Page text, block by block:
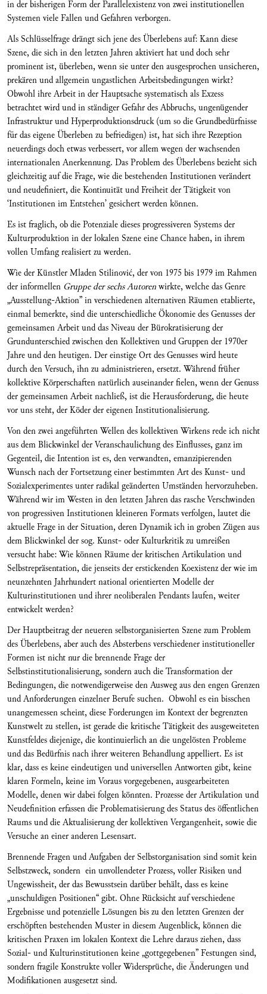
in der bisherigen Form der Parallelexistenz von zwei institutionellen
Systemen viele Fallen und Gefahren verborgen.
Als Schlüsselfrage drängt sich jene des Überlebens auf: Kann diese
Szene, die sich in den letzten Jahren aktiviert hat und doch sehr
prominent ist, überleben, wenn sie unter den ausgesprochen unsicheren,
prekären und allgemein ungastlichen Arbeitsbedingungen wirkt?
Obwohl ihre Arbeit in der Hauptsache systematisch als Exzess
betrachtet wird und in ständiger Gefahr des Abbruchs, ungenügender
Infrastruktur und Hyperproduktionsdruck (um so die Grundbedürfnisse
für das eigene Überleben zu befriedigen) ist, hat sich ihre Rezeption
neuerdings doch etwas verbessert, vor allem wegen der wachsenden
internationalen Anerkennung. Das Problem des Überlebens bezieht sich
gleichzeitig auf die Frage, wie die bestehenden Institutionen verändert
und neudefiniert, die Kontinuität und Freiheit der Tätigkeit von
‘Institutionen im Entstehen’ gesichert werden können.
Es ist fraglich, ob die Potenziale dieses progressiveren Systems der
Kulturproduktion in der lokalen Szene eine Chance haben, in ihrem
vollen Umfang realisiert zu werden.
Wie der Künstler Mladen Stilinović, der von 1975 bis 1979 im Rahmen
der informellen Gruppe der sechs Autorenwirkte, welche das Genre
„Ausstellung-Aktion” in verschiedenen alternativen Räumen etablierte,
einmal bemerkte, sind die unterschiedliche Ökonomie des Genusses der
gemeinsamen Arbeit und das Niveau der Bürokratisierung der
Grundunterschied zwischen den Kollektiven und Gruppen der 1970er
Jahre und den heutigen. Der einstige Ort des Genusses wird heute
durch den Versuch, ihn zu administrieren, ersetzt. Während früher
kollektive Körperschaften natürlich auseinander fielen, wenn der Genuss
der gemeinsamen Arbeit nachließ, ist die Herausforderung, die heute
vor uns steht, der Köder der eigenen Institutionalisierung.
Von den zwei angeführten Wellen des kollektiven Wirkens rede ich nicht
aus dem Blickwinkel der Veranschaulichung des Einflusses, ganz im
Gegenteil, die Intention ist es, den verwandten, emanzipierenden
Wunsch nach der Fortsetzung einer bestimmten Art des Kunst- und
Sozialexperimentes unter radikal geänderten Umständen hervorzuheben.
Während wir im Westen in den letzten Jahren das rasche Verschwinden
von progressiven Institutionen kleineren Formats verfolgen, lautet die
aktuelle Frage in der Situation, deren Dynamik ich in groben Zügen aus
dem Blickwinkel der sog. Kunst- oder Kulturkritik zu umreißen
versucht habe: Wie können Räume der kritischen Artikulation und
Selbstrepräsentation, die jenseits der erstickenden Koexistenz der wie im
neunzehnten Jahrhundert national orientierten Modelle der
Kulturinstitutionen und ihrer neoliberalen Pendants laufen, weiter
entwickelt werden?
Der Hauptbeitrag der neueren selbstorganisierten Szene zum Problem
des Überlebens, aber auch des Absterbens verschiedener institutioneller
Formen ist nicht nur die brennende Frage der
Selbstinstitutionalisierung, sondern auch die Transformation der
Bedingungen, die notwendigerweise den Ausweg aus den engen Grenzen
und Anforderungen einzelner Berufe suchen. Obwohl es ein bisschen
unangemessen scheint, diese Forderungen im Kontext der begrenzten
Kunstwelt zu stellen, ist gerade die kritische Tätigkeit des ausgeweiteten
Kunstfeldes diejenige, die kontinuierlich an die ungelösten Probleme
und das Bedürfnis nach ihrer weiteren Behandlung appelliert. Es ist
klar, dass es keine eindeutigen und universellen Antworten gibt, keine
klaren Formeln, keine im Voraus vorgegebenen, ausgearbeiteten
Modelle, denen wir dabei folgen könnten. Prozesse der Artikulation und
Neudefinition erfassen die Problematisierung des Status des öffentlichen
Raums und die Aktualisierung der kollektiven Vergangenheit, sowie die
Versuche an einer anderen Lesensart.
Brennende Fragen und Aufgaben der Selbstorganisation sind somit kein
Selbstzweck, sondern ein unvollendeter Prozess, voller Risiken und
Ungewissheit, der das Bewusstsein darüber behält, dass es keine
„unschuldigen Positionen“ gibt. Ohne Rücksicht auf verschiedene
Ergebnisse und potenzielle Lösungen bis zu den letzten Grenzen der
erschöpften bestehenden Muster in diesem Augenblick, können die
kritischen Praxen im lokalen Kontext die Lehre daraus ziehen, dass
Sozial- und Kulturinstitutionen keine „gottgegebenen” Festungen sind,
sondern fragile Konstrukte voller Widersprüche, die Änderungen und
Modifikationen ausgesetzt sind.